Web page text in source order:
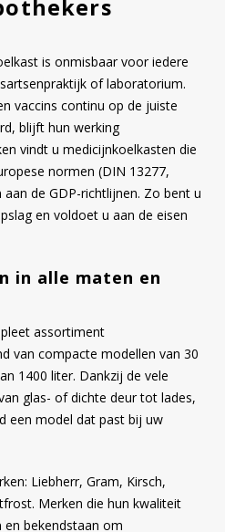
is onmisbaar voor iedere
of laboratorium.
vaccins continu op de juiste
blijft hun werking
vindt u medicijnkoelkasten die
normen (DIN 13277,
de GDP-richtlijnen. Zo bent u
en voldoet u aan de eisen
in alle maten en
assortiment
van compacte modellen van 30
1400 liter. Dankzij de vele
glas- of dichte deur tot lades,
een model dat past bij uw
Liebherr, Gram, Kirsch,
Merken die hun kwaliteit
en bekendstaan om